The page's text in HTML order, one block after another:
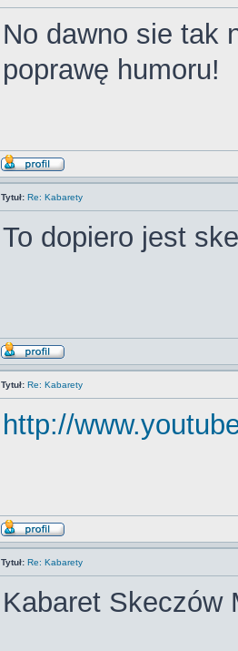
No dawno sie tak
poprawę humoru!
Tytuł: Re: Kabarety
To dopiero jest
Tytuł: Re: Kabarety
http://
Tytuł: Re: Kabarety
Kabaret Skeczów